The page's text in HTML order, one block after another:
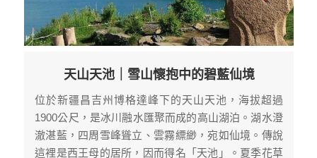
天山天池｜雪山懷抱中的碧藍仙境
位於新疆昌吉州博格達峰下的天山天池，海拔超過
1900公尺，是冰川融水匯聚而成的高山湖泊。湖水澄
澈湛藍，四周雪峰聳立、雲霧縹緲，宛如仙境。傳說
這裡是西王母的居所，因而得名「天池」。夏季花草